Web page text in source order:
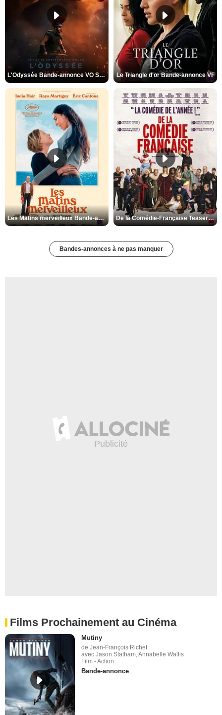
L'Odyssée Bande-annonce VO STFR Le Triangle d'or Bande-annonce VF
Les Matins merveilleux Bande-annonce VF De la Comédie-Française Teaser VF
Bandes-annonces à ne pas manquer
Films Prochainement au Cinéma
Mutiny
de Jean-François Richet
avec Jason Statham, Annabelle Wallis
Film - Action
Bande-annonce